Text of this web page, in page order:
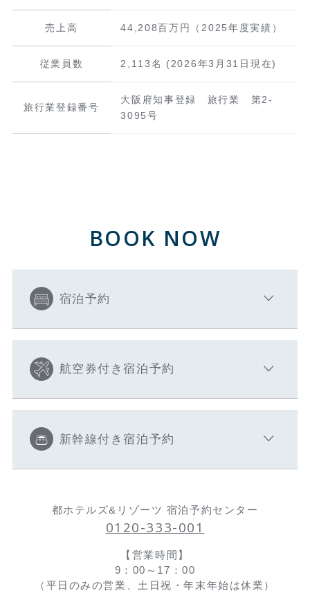
売上高 44,208百万円（2025年度実績）
従業員数 2,113名 (2026年3月31日現在)
旅行業登録番号
大阪府知事登録 旅行業 第2-
3095号
BOOK NOW
宿泊予約
航空券付き宿泊予約
新幹線付き宿泊予約
都ホテルズ&リゾーツ 宿泊予約センター
0120-333-001
【営業時間】
9：00～17：00
（平日のみの営業、土日祝・年末年始は休業）